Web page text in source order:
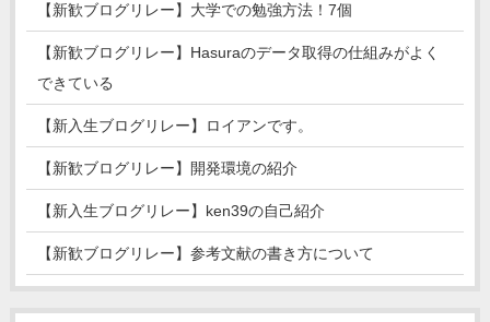
【新歓ブログリレー】大学での勉強方法！7個
【新歓ブログリレー】Hasuraのデータ取得の仕組みがよく
できている
【新入生ブログリレー】ロイアンです。
【新歓ブログリレー】開発環境の紹介
【新入生ブログリレー】ken39の自己紹介
【新歓ブログリレー】参考文献の書き方について